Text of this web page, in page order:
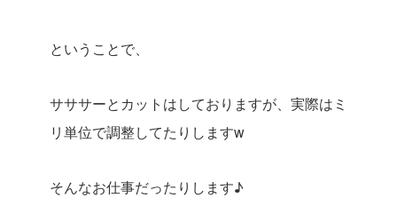
ということで、
サササーとカットはしておりますが、実際はミ
リ単位で調整してたりしますw
そんなお仕事だったりします♪